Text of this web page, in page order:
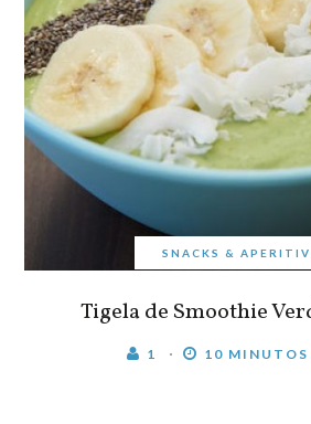
SNACKS &
Tigela de Smoothie
1 10 MINUTOS